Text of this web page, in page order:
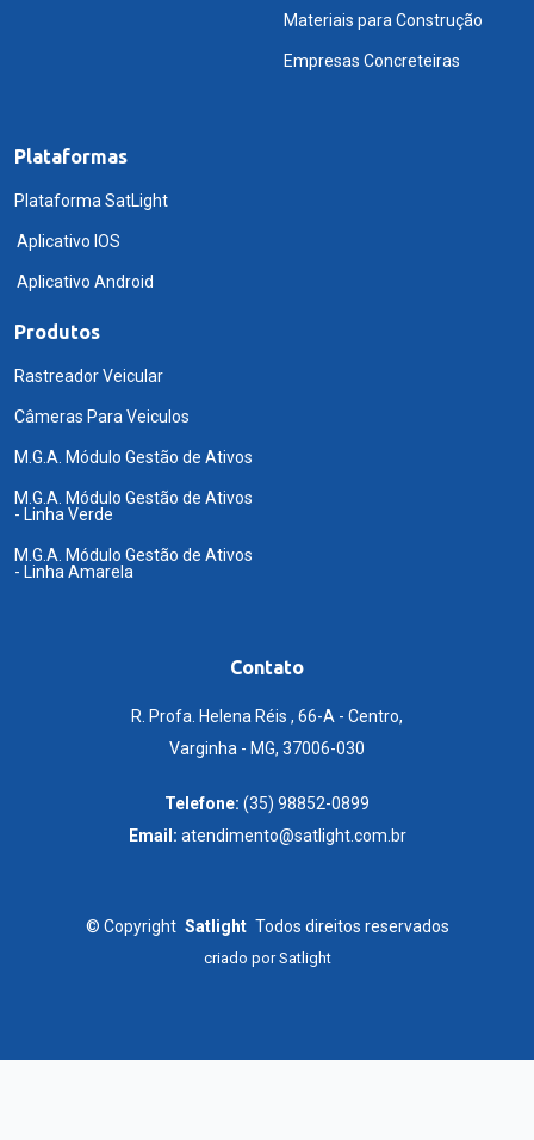
Materiais para Construção
Empresas Concreteiras
Plataformas
Plataforma SatLight
Aplicativo IOS
Aplicativo Android
Produtos
Rastreador Veicular
Câmeras Para Veiculos
M.G.A. Módulo Gestão de Ativos
M.G.A. Módulo Gestão de Ativos
- Linha Verde
M.G.A. Módulo Gestão de Ativos
- Linha Amarela
Contato
R. Profa. Helena Réis , 66-A - Centro,
Varginha - MG, 37006-030
Telefone: (35) 98852-0899
Email: atendimento@satlight.com.br
© Copyright Satlight Todos direitos reservados
criado porSatlight